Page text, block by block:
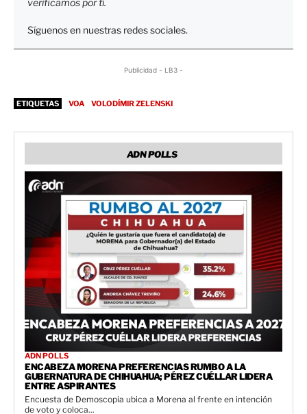
Síguenos en nuestras redes sociales.
Publicidad - LB3 -
ETIQUETAS VOA VOLODÍMIR ZELENSKI
ADN POLLS
ADN POLLS
ENCABEZA MORENA PREFERENCIAS RUMBO A LA
GUBERNATURA DE CHIHUAHUA; PÉREZ CUÉLLAR LIDERA
ENTRE ASPIRANTES
Encuesta de Demoscopia ubica a Morena al frente en intención
de voto y coloca...